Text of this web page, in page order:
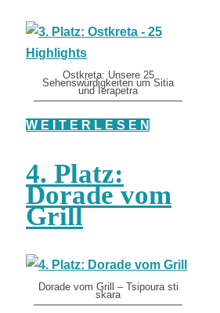
Ostkreta: Unsere 25
Sehenswürdigkeiten um Sitia
und Ierapetra
W E I T E R L E S E N
4. Platz:
Dorade vom
Grill
Dorade vom Grill – Tsipoura sti
skara